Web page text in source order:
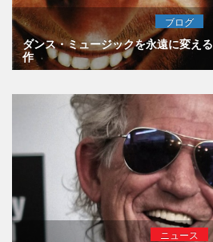
ブログ
ダンス・ミュージックを永遠に変え
作
ニュース